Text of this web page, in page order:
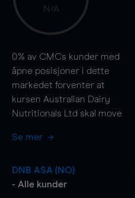
N/A
0% av CMCs kunder med
åpne posisjoner i dette
markedet forventer at
kursen Australian Dairy
Nutritionals Ltd skal move
Se mer
DNB ASA (NO)
- Alle kunder